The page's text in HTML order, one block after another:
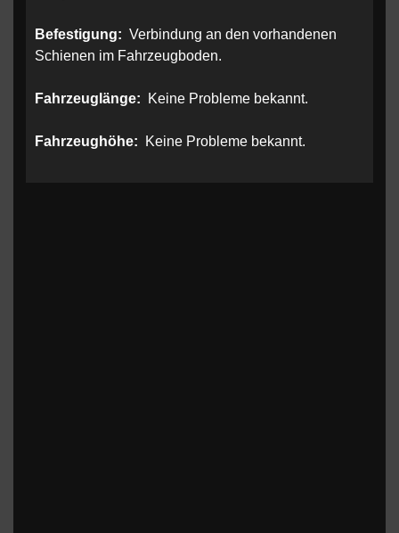
Befestigung: Verbindung an den vorhandenen
Schienen im Fahrzeugboden.
Fahrzeuglänge: Keine Probleme bekannt.
Fahrzeughöhe: Keine Probleme bekannt.